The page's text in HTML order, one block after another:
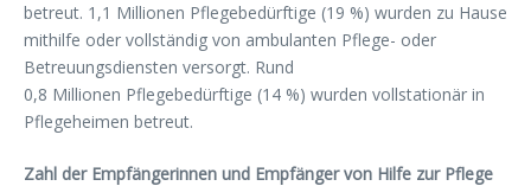
betreut. 1,1 Millionen Pflegebedürftige (19 %) wurden zu Hause
mithilfe oder vollständig von ambulanten Pflege- oder
Betreuungsdiensten versorgt. Rund
0,8 Millionen Pflegebedürftige (14 %) wurden vollstationär in
Pflegeheimen betreut.
Zahl der Empfängerinnen und Empfänger von Hilfe zur Pflege